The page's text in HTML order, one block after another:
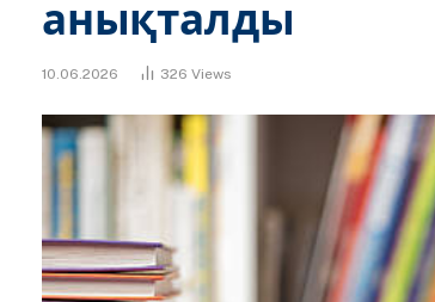
анықталды
10.06.2026 326 Views